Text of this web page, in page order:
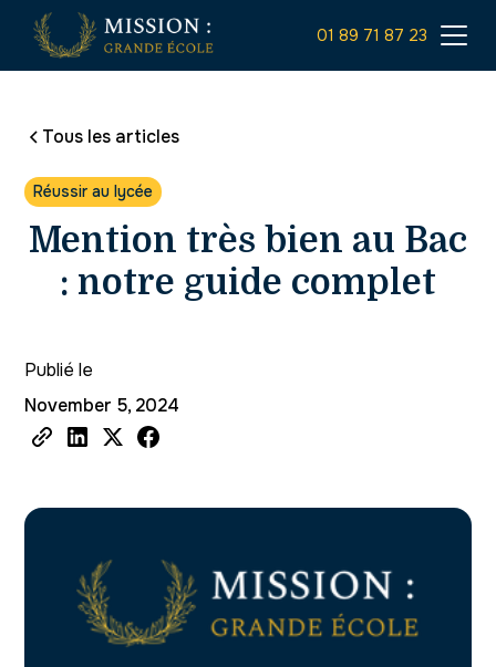
01 89 71 87 23
Tous les articles
Réussir au lycée
Mention très bien au Bac
: notre guide complet
Publié le
November 5, 2024